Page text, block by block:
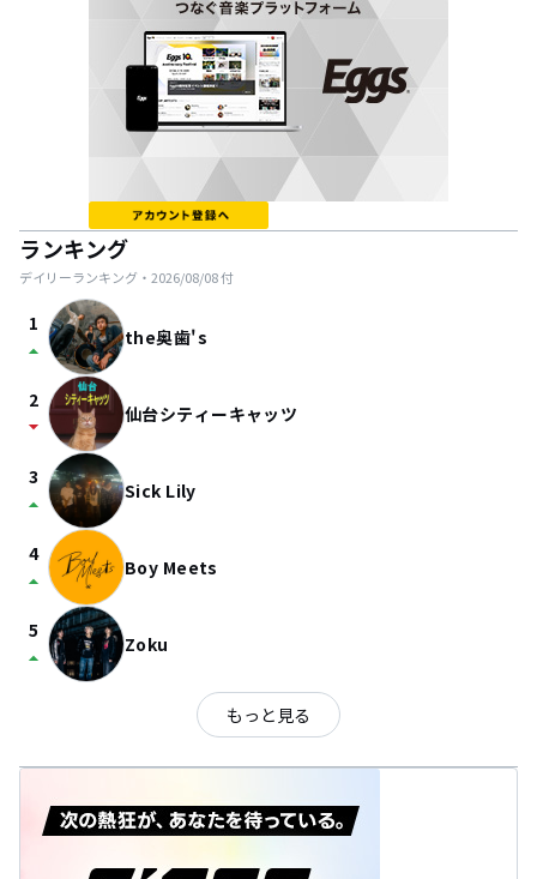
ランキング
デイリーランキング・ 2026/08/08付
1
arrow_drop_up the奥歯's
2
arrow_drop_down 仙台シティーキャッツ
3
arrow_drop_up Sick Lily
4
arrow_drop_up Boy Meets
5
arrow_drop_up Zoku
もっと見る